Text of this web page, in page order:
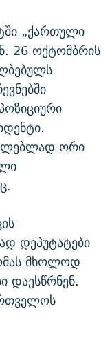
„ქართული
26 ოქტომბრის
ორი
დეპუტატები
მხოლოდ
დაესწრნენ.